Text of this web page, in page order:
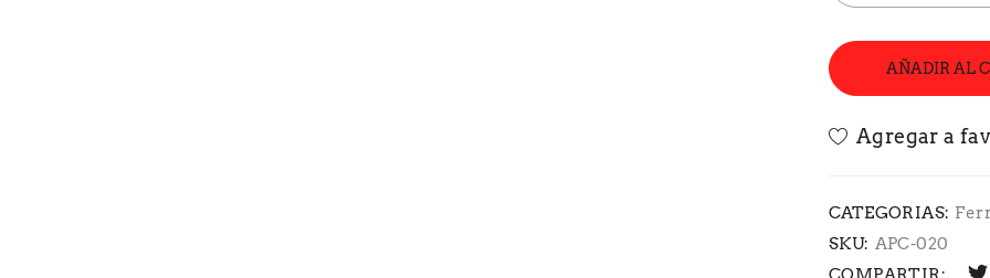
AÑADIR AL
CATEGORIAS:
SKU: APC-020